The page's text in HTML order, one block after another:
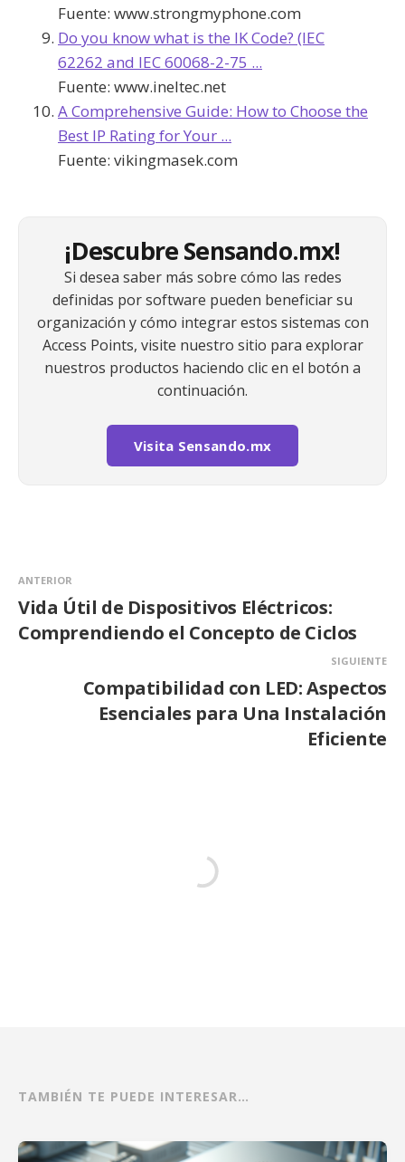
Fuente: www.strongmyphone.com
Do you know what is the IK Code? (IEC
62262 and IEC 60068-2-75 ...
Fuente: www.ineltec.net
A Comprehensive Guide: How to Choose the
Best IP Rating for Your ...
Fuente: vikingmasek.com
¡Descubre Sensando.mx!
Si desea saber más sobre cómo las redes
definidas por software pueden beneficiar su
organización y cómo integrar estos sistemas con
Access Points, visite nuestro sitio para explorar
nuestros productos haciendo clic en el botón a
continuación.
Visita Sensando.mx
ANTERIOR
Vida Útil de Dispositivos Eléctricos:
Comprendiendo el Concepto de Ciclos
SIGUIENTE
Compatibilidad con LED: Aspectos
Esenciales para Una Instalación
Eficiente
TAMBIÉN TE PUEDE INTERESAR…